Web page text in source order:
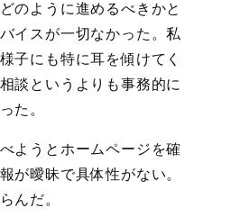
のように進めるべきかと
イスが一切なかった。私
子にも特に耳を傾けてく
談というよりも事務的に
た。
ようとホームページを確
が曖昧で具体性がない。
んだ。